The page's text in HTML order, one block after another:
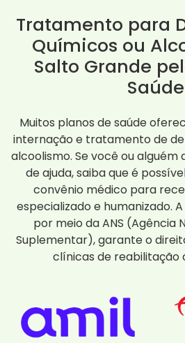
Tratamento para
Químicos ou
Salto Grande
Saúde
Muitos planos de saúde
internação e tratamento de
alcoolismo. Se você ou alguém
de ajuda, saiba que é
convênio médico para
especializado e humanizado.
por meio da ANS (Agência
Suplementar), garante o
clínicas de reabilitação